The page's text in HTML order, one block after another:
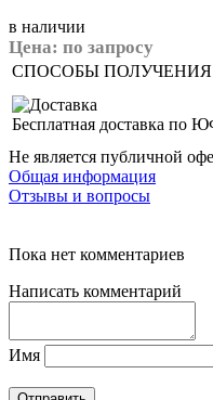
в наличии
Цена: по запросу
СПОСОБЫ ПОЛУЧЕНИЯ
Бесплатная доставка по
Не является публичной
Общая информация
Отзывы и вопросы
Пока нет комментариев
Написать комментарий
Имя